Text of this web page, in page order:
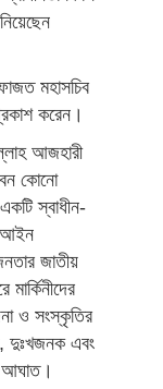
মহাসচিব
করেন।
আজহারী
কোনো
স্বাধীন-
আইন
জাতীয়
ও সংস্কৃতির
দুঃখজনক এবং
আঘাত।